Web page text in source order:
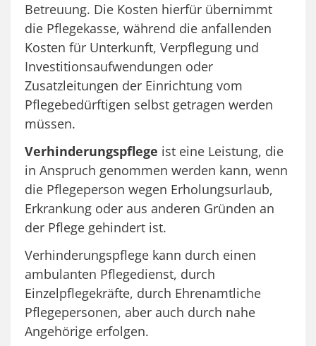
Betreuung. Die Kosten hierfür übernimmt
die Pflegekasse, während die anfallenden
Kosten für Unterkunft, Verpflegung und
Investitionsaufwendungen oder
Zusatzleitungen der Einrichtung vom
Pflegebedürftigen selbst getragen werden
müssen.
Verhinderungspflege ist eine Leistung, die
in Anspruch genommen werden kann, wenn
die Pflegeperson wegen Erholungsurlaub,
Erkrankung oder aus anderen Gründen an
der Pflege gehindert ist.
Verhinderungspflege kann durch einen
ambulanten Pflegedienst, durch
Einzelpflegekräfte, durch Ehrenamtliche
Pflegepersonen, aber auch durch nahe
Angehörige erfolgen.